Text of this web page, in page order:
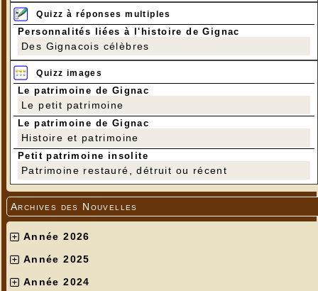
Quizz à réponses multiples
Personnalités liées à l'histoire de Gignac
Des Gignacois célèbres
Quizz images
Le patrimoine de Gignac
Le petit patrimoine
Le patrimoine de Gignac
Histoire et patrimoine
Petit patrimoine insolite
Patrimoine restauré, détruit ou récent
Archives des Nouvelles
Année 2026
Année 2025
Année 2024